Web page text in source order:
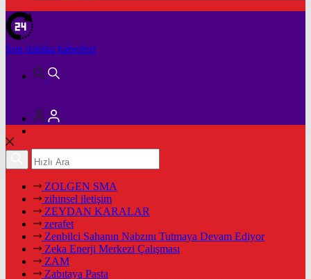
Son dakika haberleri
ZOLGEN SMA
zihinsel iletişim
ZEYDAN KARALAR
zerafet
Zenbilci Sahanın Nabzını Tutmaya Devam Ediyor
Zeka Enerji Merkezi Çalışması
ZAM
Zabıtaya Pasta